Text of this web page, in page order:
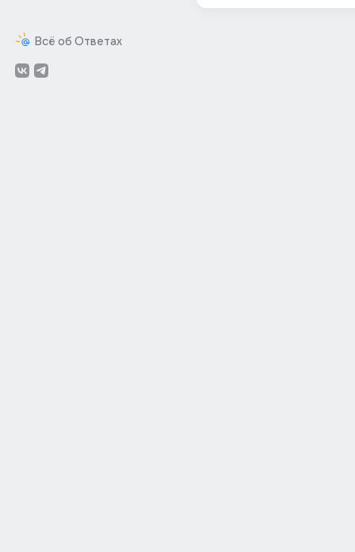
Всё об Ответах